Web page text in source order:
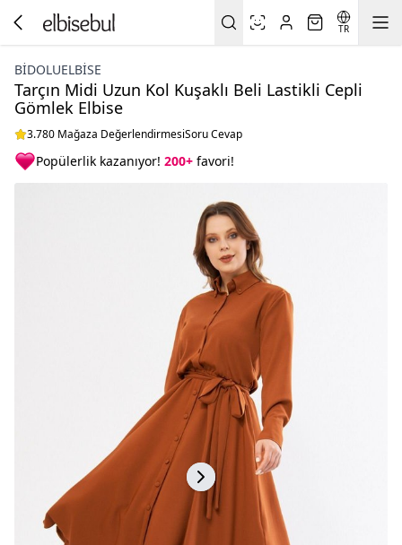
TR
BIDOLUELBISE
Tarçın Midi Uzun Kol Kuşaklı Beli Lastikli Cepli
Gömlek Elbise
3.780 Mağaza DeğerlendirmesiSoru Cevap
Popülerlik kazanıyor! 200+ favori!